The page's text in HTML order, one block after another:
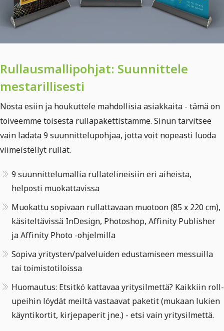
Rullausmallipohjat: Suunnittele
mestarillisesti
Nosta esiin ja houkuttele mahdollisia asiakkaita - tämä on
toiveemme toisesta rullapakettistamme. Sinun tarvitsee
vain ladata 9 suunnittelupohjaa, jotta voit nopeasti luoda
viimeistellyt rullat.
9 suunnittelumallia rullatelineisiin eri aiheista,
helposti muokattavissa
Muokattu sopivaan rullattavaan muotoon (85 x 220 cm),
käsiteltävissä InDesign, Photoshop, Affinity Publisher
ja Affinity Photo -ohjelmilla
Sopiva yritysten/palveluiden edustamiseen messuilla
tai toimistotiloissa
Huomautus: Etsitkö kattavaa yritysilmettä? Kaikkiin roll-
upeihin löydät meiltä vastaavat paketit (mukaan lukien
käyntikortit, kirjepaperit jne.) - etsi vain yritysilmettä.